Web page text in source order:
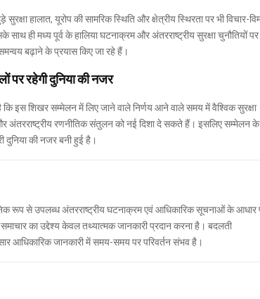
हालात, यूरोप की सामरिक स्थिति और क्षेत्रीय स्थिरता पर भी विचार-
साथ ही मध्य पूर्व के हालिया घटनाक्रम और अंतरराष्ट्रीय सुरक्षा चुनौतियों पर
बढ़ाने के प्रयास किए जा रहे हैं।
रहेगी दुनिया की नजर
है कि इस शिखर सम्मेलन में लिए जाने वाले निर्णय आने वाले समय में वैश्विक सुरक्षा
और अंतरराष्ट्रीय रणनीतिक संतुलन को नई दिशा दे सकते हैं। इसलिए सम्मेलन के
दुनिया की नजर बनी हुई है।
रूप से उपलब्ध अंतरराष्ट्रीय घटनाक्रम एवं आधिकारिक सूचनाओं के आधार
का उद्देश्य केवल तथ्यात्मक जानकारी प्रदान करना है। बदलती
आधिकारिक जानकारी में समय-समय पर परिवर्तन संभव है।